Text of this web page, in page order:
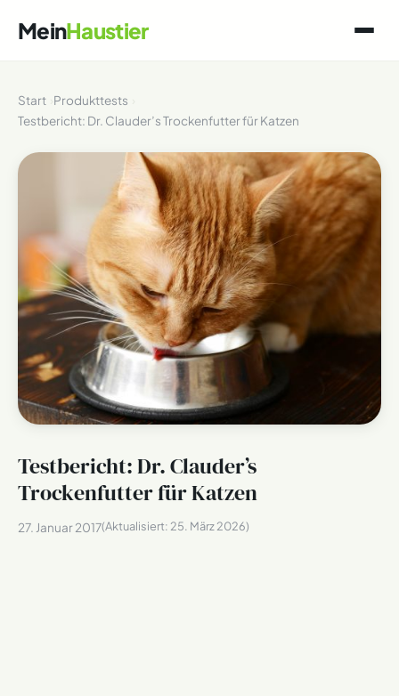
MeinHaustier
Start Produkttests
Testbericht: Dr. Clauder’s Trockenfutter für Katzen
Testbericht: Dr. Clauder’s
Trockenfutter für Katzen
27. Januar 2017(Aktualisiert: 25. März 2026)